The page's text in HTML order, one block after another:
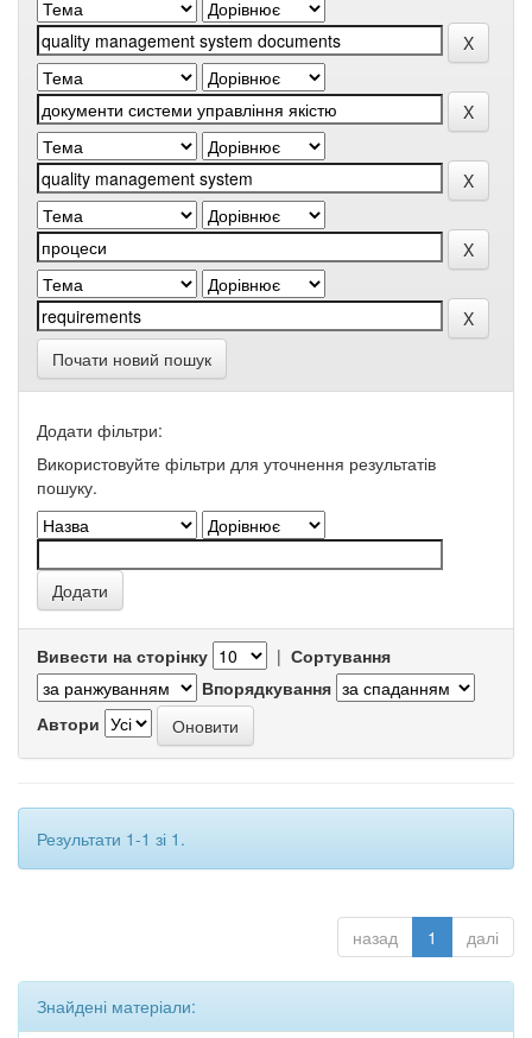
Почати новий пошук
Додати фільтри:
Використовуйте фільтри для уточнення результатів
пошуку.
Вивести на сторінку | Сортування
Впорядкування
Автори
Результати 1-1 зі 1.
назад 1 далі
Знайдені матеріали: